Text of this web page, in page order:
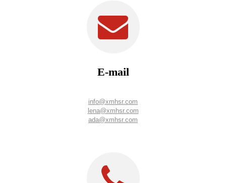
E-mail
info@xmhsr.com
lena@xmhsr.com
ada@xmhsr.com